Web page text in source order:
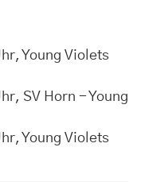
Young Violets
SV Horn - Young
Young Violets